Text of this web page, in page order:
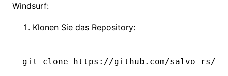
Windsurf:
Klonen Sie das Repository:
git clone https://github.com/salvo-rs/